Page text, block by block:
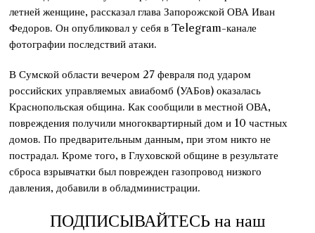
летней женщине, рассказал глава Запорожской ОВА Иван
Федоров. Он опубликовал у себя в Telegram-канале
фотографии последствий атаки.
В Сумской области вечером 27 февраля под ударом
российских управляемых авиабомб (УАБов) оказалась
Краснопольская община. Как сообщили в местной ОВА,
повреждения получили многоквартирный дом и 10 частных
домов. По предварительным данным, при этом никто не
пострадал. Кроме того, в Глуховской общине в результате
сброса взрывчатки был поврежден газопровод низкого
давления, добавили в обладминистрации.
ПОДПИСЫВАЙТЕСЬ на наш